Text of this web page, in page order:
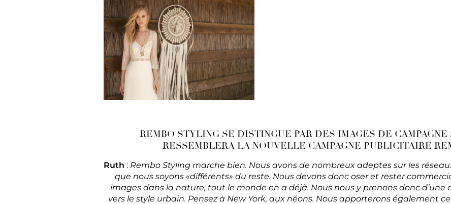
REMBO STYLING SE DISTINGUE PAR DES IMAGES DE
RESSEMBLERA LA NOUVELLE CAMPAGNE PUBLICITAIRE
Ruth : Rembo Styling marche bien. Nous avons de nombreux adeptes sur les
que nous soyons «différents» du reste. Nous devons donc oser et rester
images dans la nature, tout le monde en a déjà. Nous nous y prenons donc d’une
vers le style urbain. Pensez à New York, aux néons. Nous apporterons également